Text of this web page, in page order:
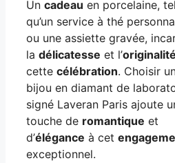
Un cadeau en porcelaine, tel
qu’un service à thé
ou une assiette gravée,
la délicatesse et l’originalité
cette célébration. Choisir
bijou en diamant de
signé Laveran Paris ajoute
touche de romantique et
d’élégance à cet
exceptionnel.